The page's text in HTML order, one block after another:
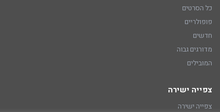
כל הסרטים
פופולריים
חדשים
מדורגים גבוה
המובילים
צפייה ישירה
צפייה ישירה